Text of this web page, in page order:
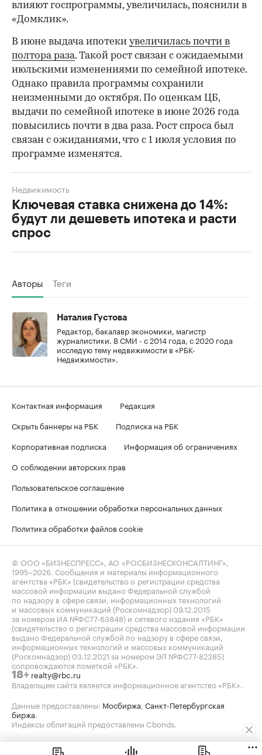
влияют госпрограммы, увеличилась, пояснили в
«Домклик».
В июне выдача ипотеки увеличилась почти в
полтора раза. Такой рост связан с ожидаемыми
июльскими изменениями по семейной ипотеке.
Однако правила программы сохранили
неизменными до октября. По оценкам ЦБ,
выдачи по семейной ипотеке в июне 2026 года
повысились почти в два раза. Рост спроса был
связан с ожиданиями, что с 1 июля условия по
программе изменятся.
Ключевая ставка снижена до 14%:
будут ли дешеветь ипотека и расти
спрос
Недвижимость
Авторы Теги
Наталия Густова
Редактор, бакалавр экономики, магистр
журналистики. В СМИ - с 2014 года, с 2020 года
исследую тему недвижимости в «РБК-
Недвижимости».
Контактная информация
Редакция
Скрыть баннеры на РБК
Подписка на РБК
Корпоративная подписка
Информация об ограничениях
О соблюдении авторских прав
Пользовательское соглашение
Политика в отношении обработки персональных данных
Политика обработки файлов cookie
© ООО «БИЗНЕСПРЕСС», АО «РОСБИЗНЕСКОНСАЛТИНГ»,
1995–2026. Сообщения и материалы информационного
агентства «РБК» (свидетельство о регистрации средства
массовой информации выдано Федеральной службой
по надзору в сфере связи, информационных технологий
и массовых коммуникаций (Роскомнадзор) 09.12.2015
за номером ИА №ФС77-63848) и сетевого издания «РБК»
(свидетельство о регистрации средства массовой информации
выдано Федеральной службой по надзору в сфере связи,
информационных технологий и массовых коммуникаций
(Роскомнадзор) 03.12.2021 за номером ЭЛ №ФС77-82385)
сопровождаются пометкой «РБК».
18+ realty@rbc.ru
Владельцем сайта является информационное агентство «РБК».
Данные предоставлены: Мосбиржа, Санкт-Петербургская
биржа.
Индексы облигаций предоставлены Cbonds.